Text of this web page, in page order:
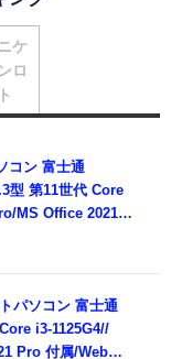
コン 富士通
型 第11世代 Core
MS Office 2021搭
静音マウス付
パソコン 富士通
i3-1125G4//
Pro 付属/Webカ
ケ
ロ